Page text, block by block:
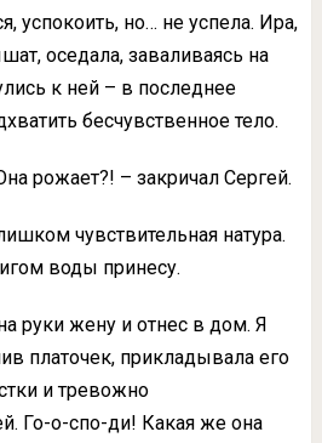
успокоить, но… не успела. Ира,
оседала, заваливаясь на
к ней – в последнее
бесчувственное тело.
рожает?! – закричал Сергей.
чувствительная натура.
воды принесу.
руки жену и отнес в дом. Я
платочек, прикладывала его
и тревожно
Го-о-спо-ди! Какая же она